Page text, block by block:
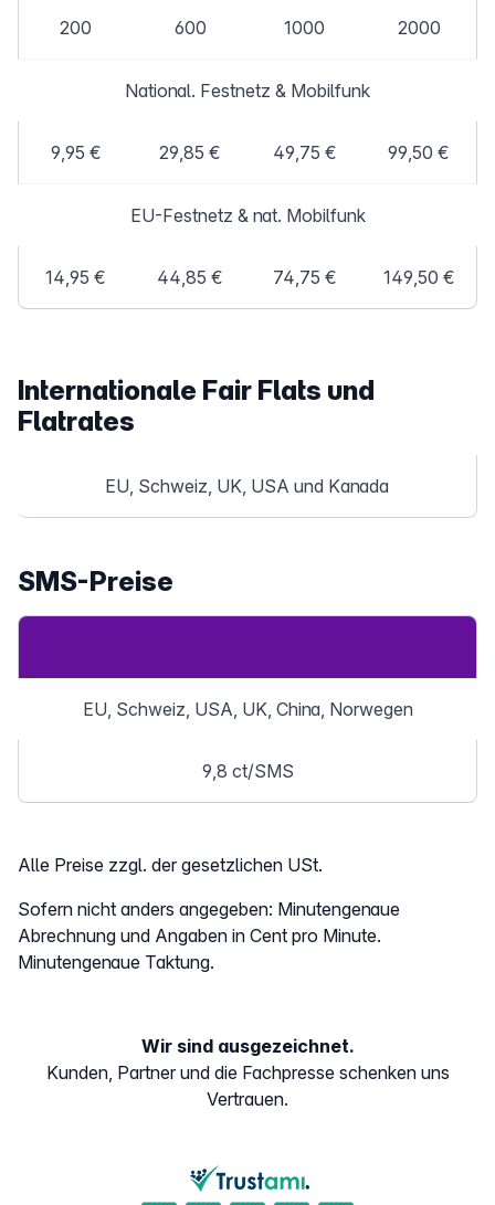
200 600 1000 2000
National. Festnetz & Mobilfunk
9,95 € 29,85 € 49,75 € 99,50 €
EU-Festnetz & nat. Mobilfunk
14,95 € 44,85 € 74,75 € 149,50 €
Internationale Fair Flats und
Flatrates
EU, Schweiz, UK, USA und Kanada
SMS-Preise
EU, Schweiz, USA, UK, China, Norwegen
9,8 ct/SMS
Alle Preise zzgl. der gesetzlichen USt.
Sofern nicht anders angegeben: Minutengenaue
Abrechnung und Angaben in Cent pro Minute.
Minutengenaue Taktung.
Wir sind ausgezeichnet.
Kunden, Partner und die Fachpresse schenken uns
Vertrauen.